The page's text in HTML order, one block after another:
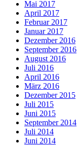
Mai 2017
April 2017
Februar 2017
Januar 2017
Dezember 2016
September 2016
August 2016
Juli 2016
April 2016
März 2016
Dezember 2015
Juli 2015
Juni 2015
September 2014
Juli 2014
Juni 2014